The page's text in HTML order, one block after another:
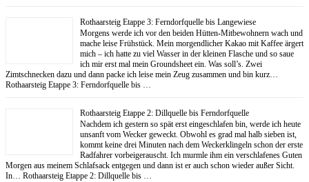
Rothaarsteig Etappe 3: Ferndorfquelle bis Langewiese
Morgens werde ich vor den beiden Hütten-Mitbewohnern wach und
mache leise Frühstück. Mein morgendlicher Kakao mit Kaffee ärgert
mich – ich hatte zu viel Wasser in der kleinen Flasche und so saue
ich mir erst mal mein Groundsheet ein. Was soll’s. Zwei
Zimtschnecken dazu und dann packe ich leise mein Zeug zusammen und bin kurz…
Rothaarsteig Etappe 3: Ferndorfquelle bis …
Rothaarsteig Etappe 2: Dillquelle bis Ferndorfquelle
Nachdem ich gestern so spät erst eingeschlafen bin, werde ich heute
unsanft vom Wecker geweckt. Obwohl es grad mal halb sieben ist,
kommt keine drei Minuten nach dem Weckerklingeln schon der erste
Radfahrer vorbeigerauscht. Ich murmle ihm ein verschlafenes Guten
Morgen aus meinem Schlafsack entgegen und dann ist er auch schon wieder außer Sicht.
In… Rothaarsteig Etappe 2: Dillquelle bis …